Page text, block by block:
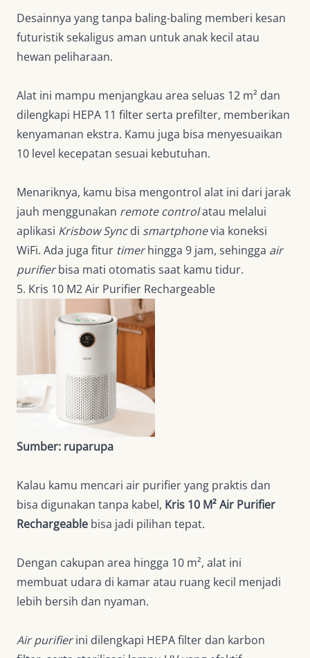
Desainnya yang tanpa baling-baling memberi kesan
futuristik sekaligus aman untuk anak kecil atau
hewan peliharaan.
Alat ini mampu menjangkau area seluas 12 m² dan
dilengkapi HEPA 11 filter serta prefilter, memberikan
kenyamanan ekstra. Kamu juga bisa menyesuaikan
10 level kecepatan sesuai kebutuhan.
Menariknya, kamu bisa mengontrol alat ini dari jarak
jauh menggunakan remote controlatau melalui
aplikasi Krisbow Syncdi smartphonevia koneksi
WiFi. Ada juga fitur timerhingga 9 jam, sehingga air
purifierbisa mati otomatis saat kamu tidur.
5. Kris 10 M2 Air Purifier Rechargeable
Sumber: ruparupa
Kalau kamu mencari air purifier yang praktis dan
bisa digunakan tanpa kabel, Kris 10 M² Air Purifier
Rechargeable bisa jadi pilihan tepat.
Dengan cakupan area hingga 10 m², alat ini
membuat udara di kamar atau ruang kecil menjadi
lebih bersih dan nyaman.
Air purifierini dilengkapi HEPA filter dan karbon